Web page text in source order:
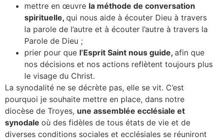
mettre en œuvre la méthode de conversation
spirituelle, qui nous aide à écouter Dieu à travers
la parole de l’autre et à écouter l’autre à travers la
Parole de Dieu ;
prier pour que l’Esprit Saint nous guide, afin que
nos décisions et nos actions reflètent toujours plus
le visage du Christ.
La synodalité ne se décrète pas, elle se vit. C’est
pourquoi je souhaite mettre en place, dans notre
diocèse de Troyes, une assemblée ecclésiale et
synodale où des fidèles de tous états de vie et de
diverses conditions sociales et ecclésiales se réuniront